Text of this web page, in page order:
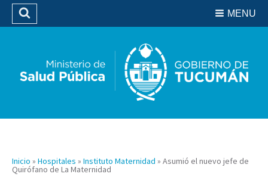
Biblioteca
MENU
Buscar
Inicio » Hospitales » Instituto Maternidad » Asumió el nuevo jefe de
Quirófano de La Maternidad